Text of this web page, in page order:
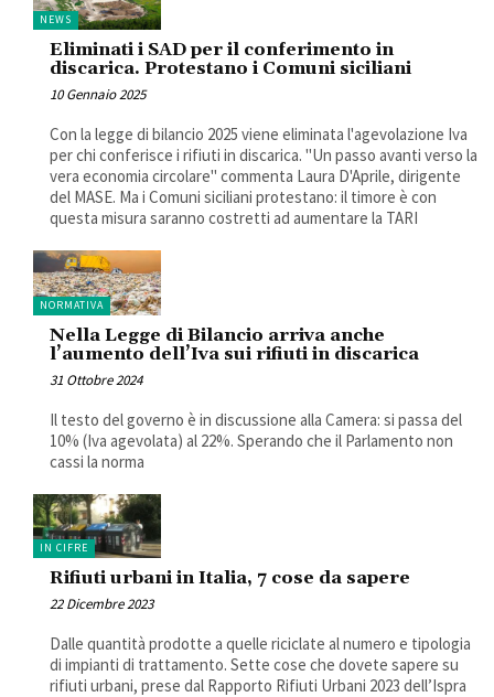
NEWS
Eliminati i SAD per il conferimento in
discarica. Protestano i Comuni siciliani
10 Gennaio 2025
Con la legge di bilancio 2025 viene eliminata l'agevolazione Iva
per chi conferisce i rifiuti in discarica. "Un passo avanti verso la
vera economia circolare" commenta Laura D'Aprile, dirigente
del MASE. Ma i Comuni siciliani protestano: il timore è con
questa misura saranno costretti ad aumentare la TARI
NORMATIVA
Nella Legge di Bilancio arriva anche
l’aumento dell’Iva sui rifiuti in discarica
31 Ottobre 2024
Il testo del governo è in discussione alla Camera: si passa del
10% (Iva agevolata) al 22%. Sperando che il Parlamento non
cassi la norma
IN CIFRE
Rifiuti urbani in Italia, 7 cose da sapere
22 Dicembre 2023
Dalle quantità prodotte a quelle riciclate al numero e tipologia
di impianti di trattamento. Sette cose che dovete sapere su
rifiuti urbani, prese dal Rapporto Rifiuti Urbani 2023 dell’Ispra